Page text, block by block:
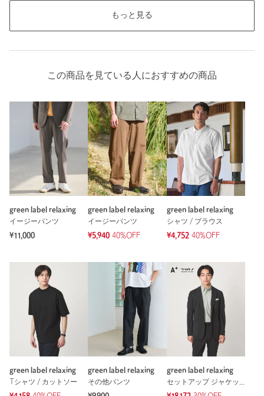
もっと見る
この商品を見ている人におすすめの商品
green label relaxing
イージーパンツ
¥11,000
green label relaxing
イージーパンツ
¥5,940 40%OFF
green label relaxing
シャツ / ブラウス
¥4,752 40%OFF
green label relaxing
Tシャツ / カットソー
green label relaxing
その他パンツ
green label relaxing
セットアップ ジャケット